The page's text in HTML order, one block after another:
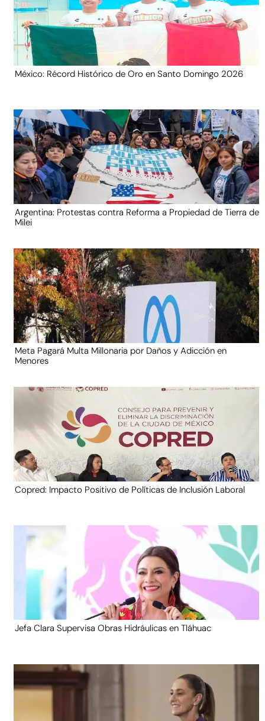
México: Récord Histórico de Oro en Santo Domingo 2026
Argentina: Protestas contra Reforma a Propiedad de Tierra de
Milei
Meta Pagará Multa Millonaria por Daños y Adicción en
Menores
Copred: Impacto Positivo de Políticas de Inclusión Laboral
Jefa Clara Supervisa Obras Hidráulicas en Tláhuac